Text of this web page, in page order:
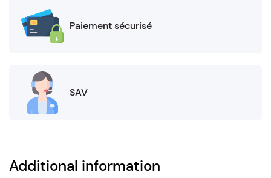
Paiement sécurisé
SAV
Additional information